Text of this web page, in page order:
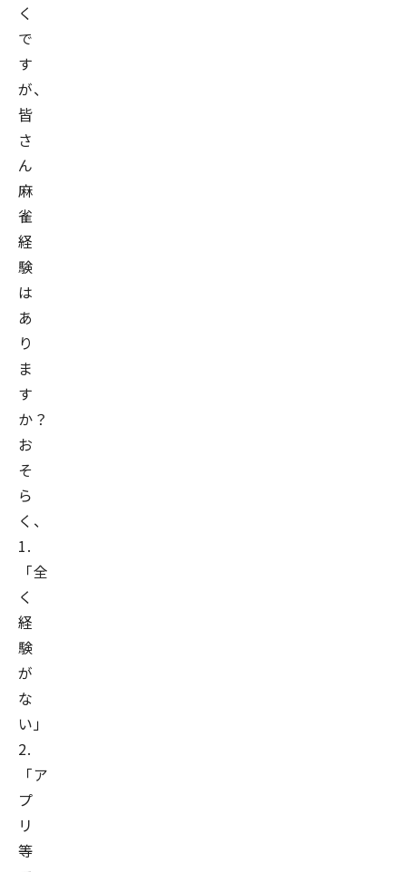
く
で
す
が、
皆
さ
ん
麻
雀
経
験
は
あ
り
ま
す
か？
お
そ
ら
く、
1.
「全
く
経
験
が
な
い」
2.
「ア
プ
リ
等